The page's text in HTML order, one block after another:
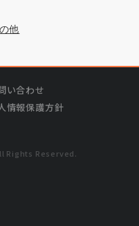
他
い合わせ
情報保護方針
Rights Reserved.